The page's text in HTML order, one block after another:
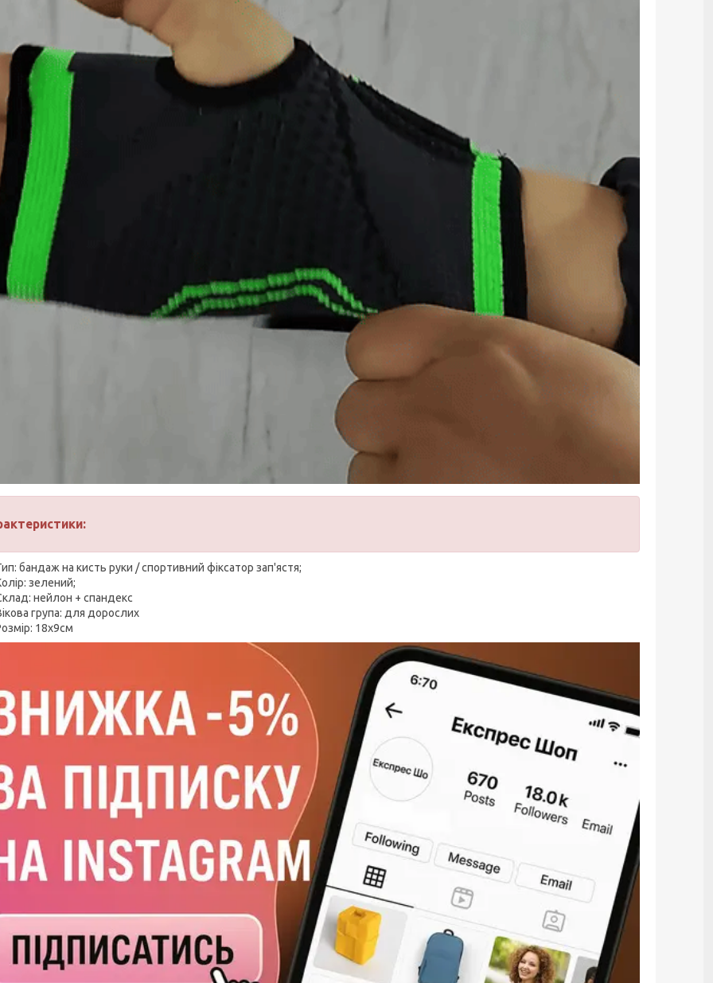
бандаж на кисть руки / спортивний фіксатор зап'ястя;
зелений;
нейлон + спандекс
група: для дорослих
18х9см